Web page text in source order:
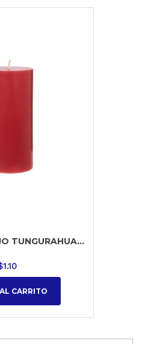
TUNGURAHUA...
1.10
CARRITO